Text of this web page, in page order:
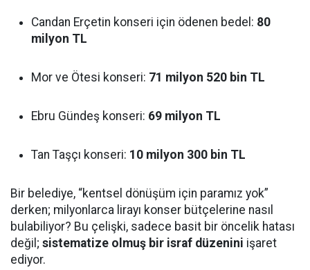
Candan Erçetin konseri için ödenen bedel: 80
milyon TL
Mor ve Ötesi konseri: 71 milyon 520 bin TL
Ebru Gündeş konseri: 69 milyon TL
Tan Taşçı konseri: 10 milyon 300 bin TL
Bir belediye, “kentsel dönüşüm için paramız yok”
derken; milyonlarca lirayı konser bütçelerine nasıl
bulabiliyor? Bu çelişki, sadece basit bir öncelik hatası
değil; sistematize olmuş bir israf düzenini işaret
ediyor.